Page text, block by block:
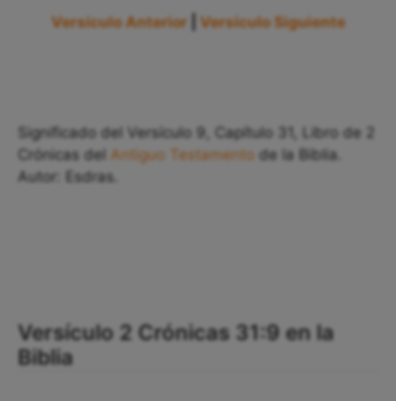
Versículo Anterior Versículo Siguiente
Significado del Versículo 9, Capítulo 31, Libro de 2
Crónicas del Antiguo Testamento de la Biblia.
Autor: Esdras.
Versículo 2 Crónicas 31:9 en la
Biblia